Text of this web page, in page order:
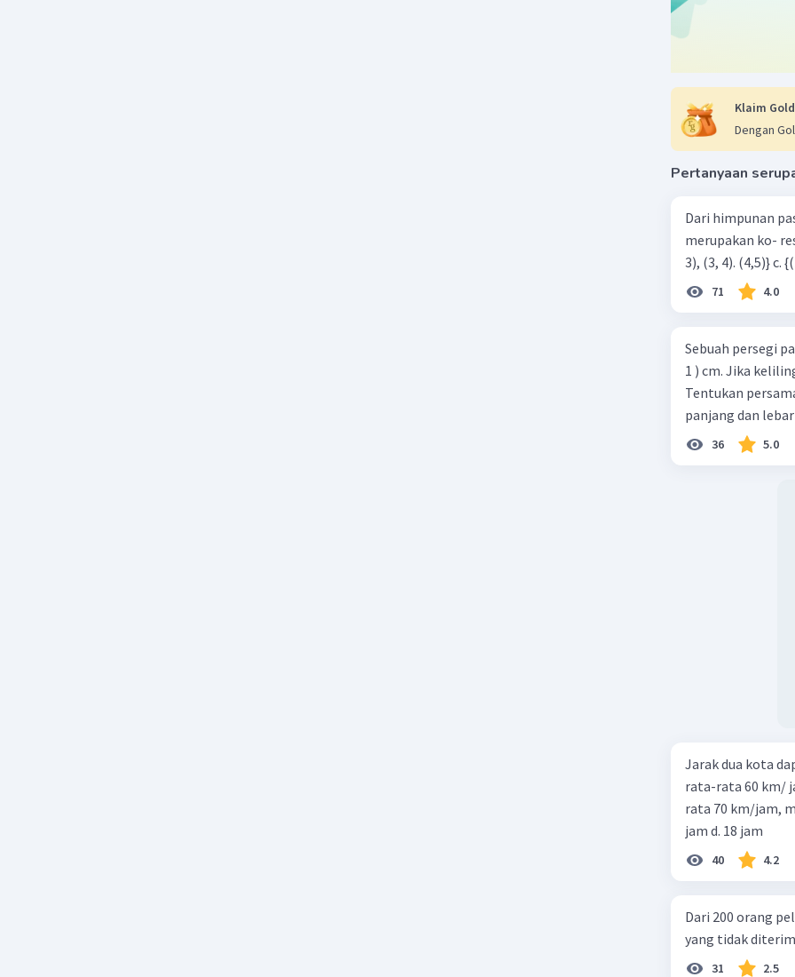
Klaim
Dengan
Pertanyaan
Dari himpunan
merupakan ko- respondensi satu-satu? a. {(1, 1), (2, 2), (3, 3), (4,4)} b. {(1, 2), (2,
71 4.0
Sebuah persegi
1 ) cm. Jika
Tentukan
panjang dan
36 5.0
Jarak dua kota
rata-rata 60 km/
rata 70 km/jam, maka
jam d. 18 jam
40 4.2
Dari 200 orang
yang tidak
31 2.5